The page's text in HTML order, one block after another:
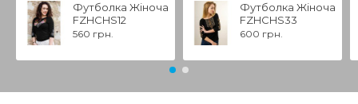
Футболка Жіноча
FZHCHS12
560 грн.
Футболка Жіноча
FZHCHS33
600 грн.